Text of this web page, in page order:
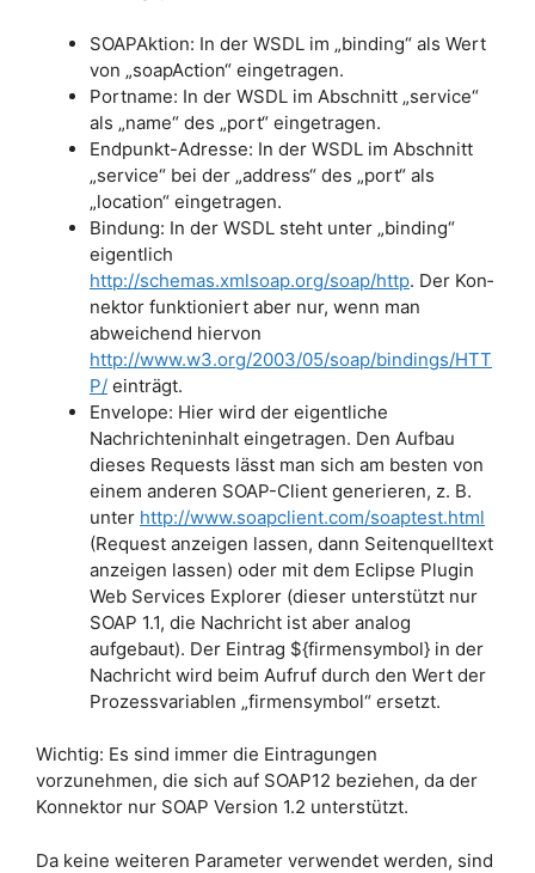
SOAPAktion: In der WSDL im „binding“ als Wert
von „soapAction“ eingetragen.
Portname: In der WSDL im Abschnitt „service“
als „name“ des „port“ eingetragen.
Endpunkt-Adresse: In der WSDL im Abschnitt
„service“ bei der „address“ des „port“ als
„location“ eingetragen.
Bindung: In der WSDL steht unter „binding“
eigentlich
http://schemas.xmlsoap.org/soap/http. Der Kon­
nektor funktioniert aber nur, wenn man
abweichend hiervon
http://www.w3.org/2003/05/soap/bindings/HTT
P/ einträgt.
Envelope: Hier wird der eigentliche
Nachrichteninhalt eingetragen. Den Aufbau
dieses Requests lässt man sich am besten von
einem anderen SOAP-Client generieren, z. B.
unter http://www.soapclient.com/soaptest.html
(Request anzeigen lassen, dann Seitenquelltext
anzeigen lassen) oder mit dem Eclipse Plugin
Web Services Explorer (dieser unterstützt nur
SOAP 1.1, die Nachricht ist aber analog
aufgebaut). Der Eintrag ${firmensymbol} in der
Nachricht wird beim Aufruf durch den Wert der
Prozessvariablen „firmensymbol“ ersetzt.
Wichtig: Es sind immer die Eintragungen
vorzunehmen, die sich auf SOAP12 beziehen, da der
Konnektor nur SOAP Version 1.2 unterstützt.
Da keine weiteren Parameter verwendet werden, sind